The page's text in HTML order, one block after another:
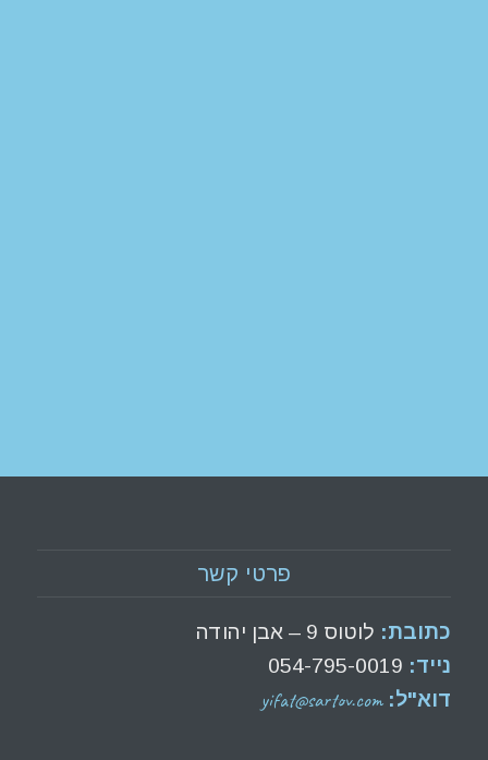
פרטי קשר
כתובת: לוטוס 9 – אבן יהודה
נייד: 054-795-0019
דוא"ל:yifat@sartov.com